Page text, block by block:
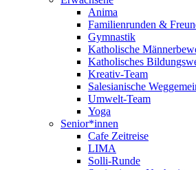
Anima
Familienrunden &
Gymnastik
Katholische
Katholisches
Kreativ-Team
Salesianische
Umwelt-Team
Yoga
Senior*innen
Cafe Zeitreise
LIMA
Solli-Runde